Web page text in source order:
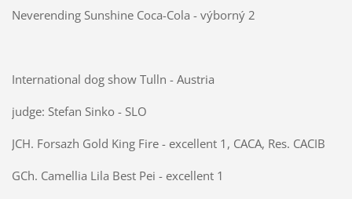
Neverending Sunshine Coca-Cola - výborný 2
International dog show Tulln - Austria
judge: Stefan Sinko - SLO
JCH. Forsazh Gold King Fire - excellent 1, CACA, Res. CACIB
GCh. Camellia Lila Best Pei - excellent 1